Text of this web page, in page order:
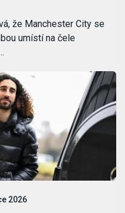
že Manchester City se
umístí na čele
2026